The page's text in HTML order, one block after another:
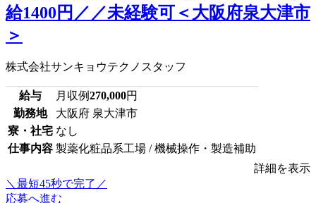
給1400円／／未経験可＜大阪府泉大津市
＞
株式会社サンキョウテクノスタッフ
給与 月収例270,000円
勤務地
大阪府 泉大津市
寮・社宅 なし
仕事内容 製薬化粧品系工場 / 機械操作・製造補助
詳細を表示
＼最短45秒で完了／
応募へ進む